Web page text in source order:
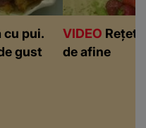
cu pui.
gust
VIDEO
de afine